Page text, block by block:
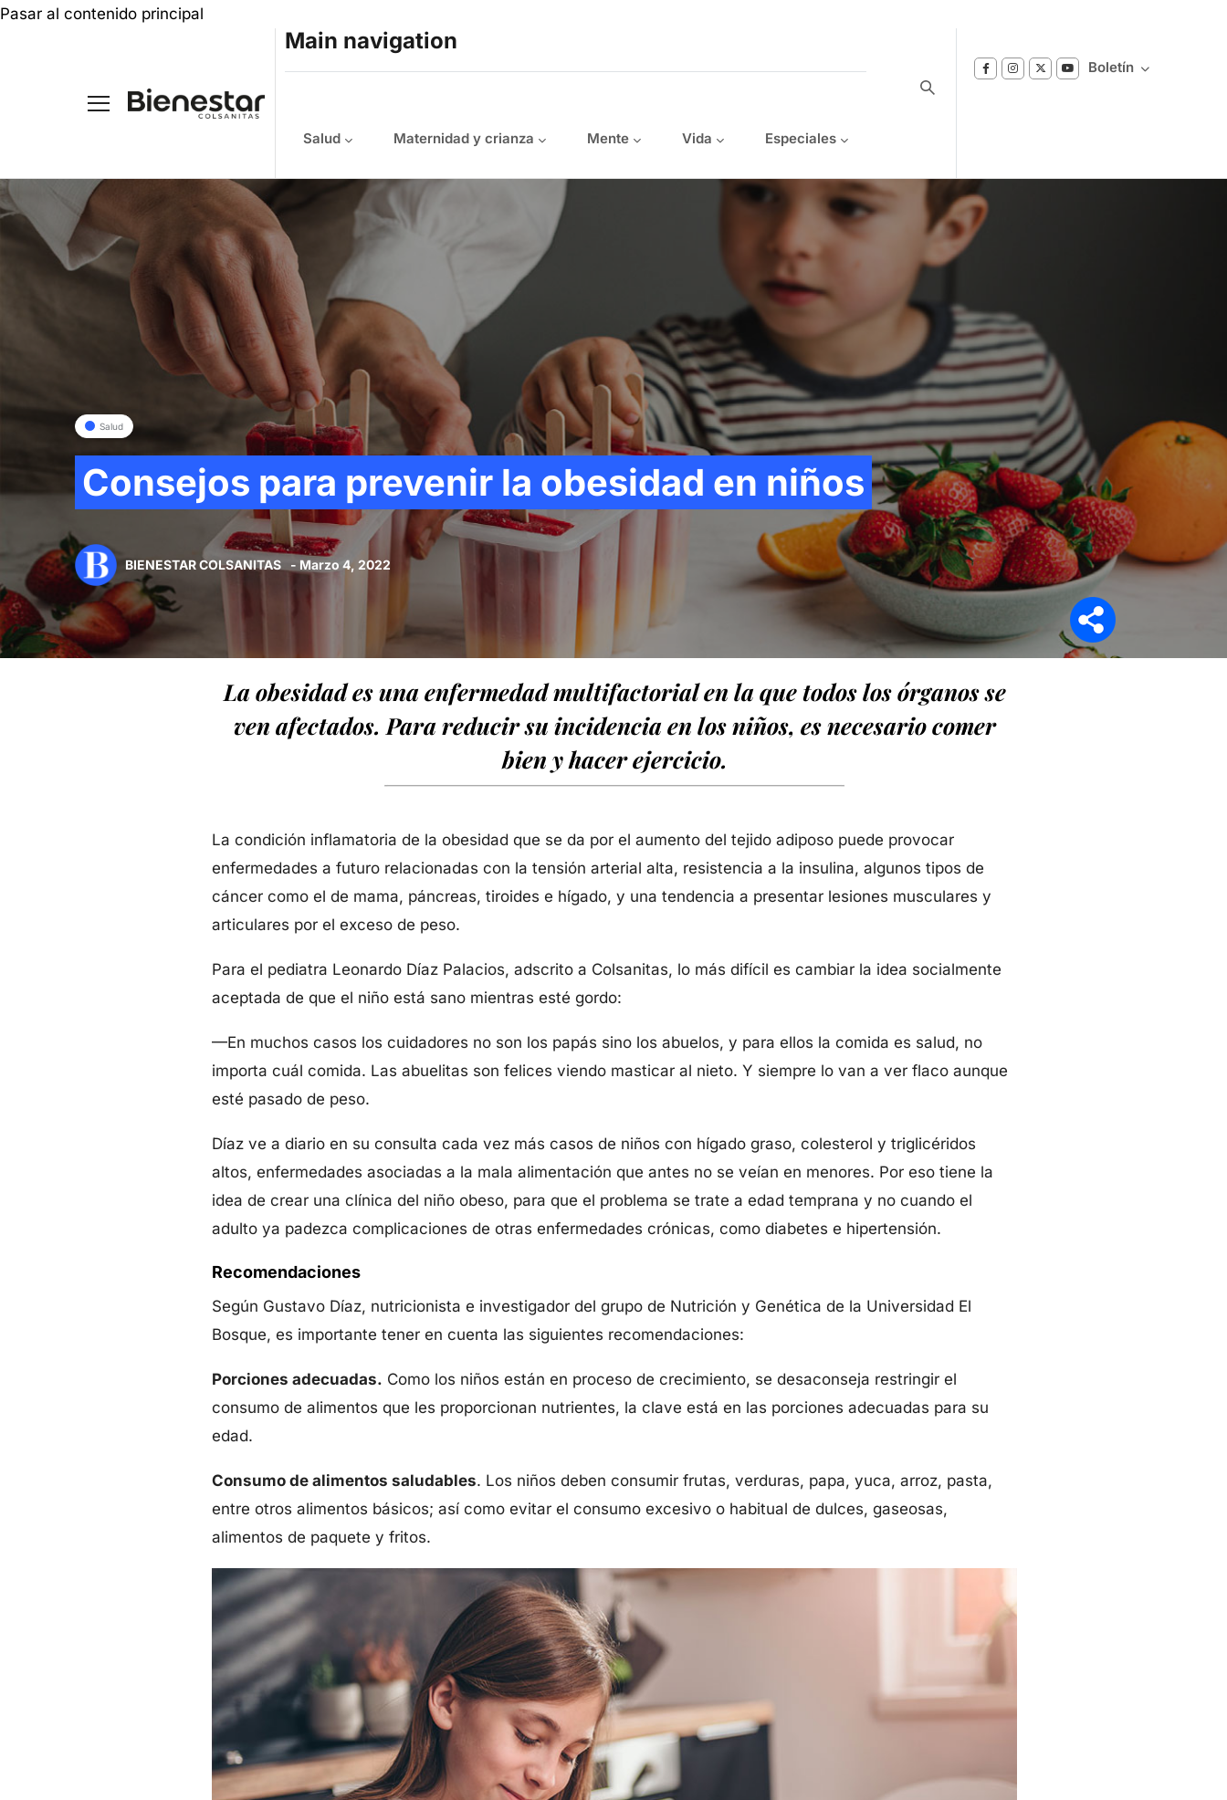
Pasar al contenido principal
Main navigation
Salud Maternidad y crianza Mente Vida Especiales
Boletín
Suscríbase a nuestro boletín
Reciba notificaciones sobre los temas de
Bienestar que le interesan.
Síganos en
Salud
Consejos para prevenir la obesidad en niños
BIENESTAR COLSANITAS - Marzo 4, 2022
La obesidad es una enfermedad multifactorial en la que todos los órganos se
ven afectados. Para reducir su incidencia en los niños, es necesario comer
bien y hacer ejercicio.
La condición inflamatoria de la obesidad que se da por el aumento del tejido adiposo puede provocar
enfermedades a futuro relacionadas con la tensión arterial alta, resistencia a la insulina, algunos tipos de
cáncer como el de mama, páncreas, tiroides e hígado, y una tendencia a presentar lesiones musculares y
articulares por el exceso de peso.
Para el pediatra Leonardo Díaz Palacios, adscrito a Colsanitas, lo más difícil es cambiar la idea socialmente
aceptada de que el niño está sano mientras esté gordo:
—En muchos casos los cuidadores no son los papás sino los abuelos, y para ellos la comida es salud, no
importa cuál comida. Las abuelitas son felices viendo masticar al nieto. Y siempre lo van a ver flaco aunque
esté pasado de peso.
Díaz ve a diario en su consulta cada vez más casos de niños con hígado graso, colesterol y triglicéridos
altos, enfermedades asociadas a la mala alimentación que antes no se veían en menores. Por eso tiene la
idea de crear una clínica del niño obeso, para que el problema se trate a edad temprana y no cuando el
adulto ya padezca complicaciones de otras enfermedades crónicas, como diabetes e hipertensión.
Recomendaciones
Según Gustavo Díaz, nutricionista e investigador del grupo de Nutrición y Genética de la Universidad El
Bosque, es importante tener en cuenta las siguientes recomendaciones:
Porciones adecuadas. Como los niños están en proceso de crecimiento, se desaconseja restringir el
consumo de alimentos que les proporcionan nutrientes, la clave está en las porciones adecuadas para su
edad.
Consumo de alimentos saludables. Los niños deben consumir frutas, verduras, papa, yuca, arroz, pasta,
entre otros alimentos básicos; así como evitar el consumo excesivo o habitual de dulces, gaseosas,
alimentos de paquete y fritos.